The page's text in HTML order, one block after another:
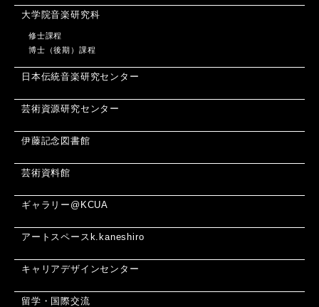
大学院音楽研究科
修士課程
博士（後期）課程
日本伝統音楽研究センター
芸術資源研究センター
伊藤記念図書館
芸術資料館
ギャラリー@KCUA
アートスペースk.kaneshiro
キャリアデザインセンター
留学・国際交流